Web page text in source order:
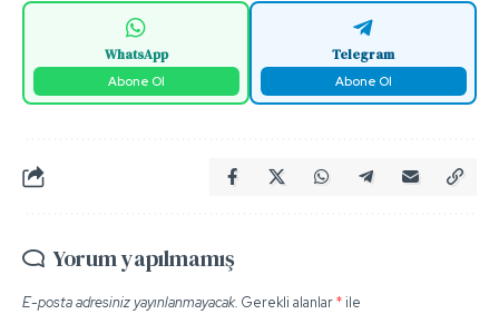
WhatsApp
Abone Ol
Telegram
Abone Ol
Yorum yapılmamış
E-posta adresiniz yayınlanmayacak. Gerekli alanlar*ile